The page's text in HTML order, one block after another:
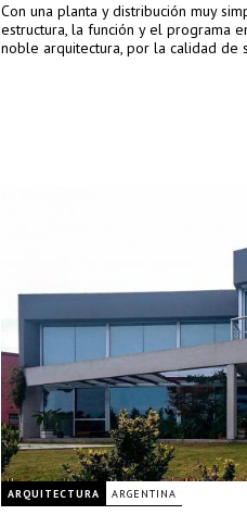
Con una planta y distribución muy
estructura, la función y el programa
noble arquitectura, por la calidad de
ARQUITECTURA ARGENTINA